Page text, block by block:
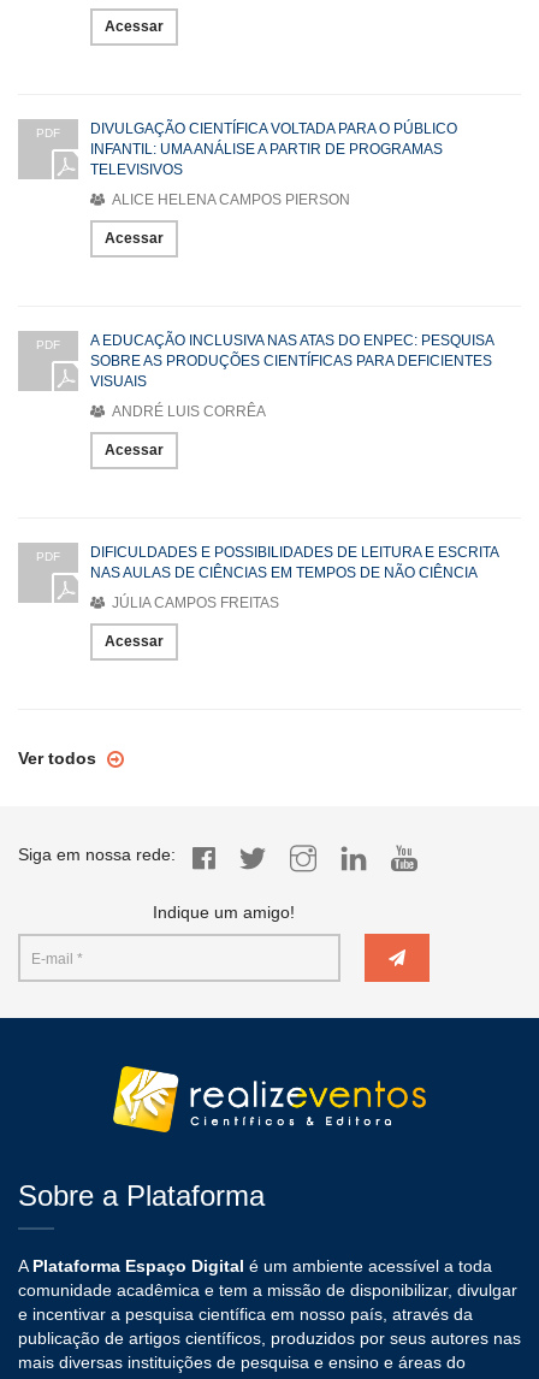
Acessar
PDF
DIVULGAÇÃO CIENTÍFICA VOLTADA PARA O PÚBLICO
INFANTIL: UMA ANÁLISE A PARTIR DE PROGRAMAS
TELEVISIVOS
ALICE HELENA CAMPOS PIERSON
Acessar
PDF
A EDUCAÇÃO INCLUSIVA NAS ATAS DO ENPEC: PESQUISA
SOBRE AS PRODUÇÕES CIENTÍFICAS PARA DEFICIENTES
VISUAIS
ANDRÉ LUIS CORRÊA
Acessar
PDF
DIFICULDADES E POSSIBILIDADES DE LEITURA E ESCRITA
NAS AULAS DE CIÊNCIAS EM TEMPOS DE NÃO CIÊNCIA
JÚLIA CAMPOS FREITAS
Acessar
Ver todos
Siga em nossa rede:
Indique um amigo!
Sobre a Plataforma
A Plataforma Espaço Digital é um ambiente acessível a toda
comunidade acadêmica e tem a missão de disponibilizar, divulgar
e incentivar a pesquisa científica em nosso país, através da
publicação de artigos científicos, produzidos por seus autores nas
mais diversas instituições de pesquisa e ensino e áreas do